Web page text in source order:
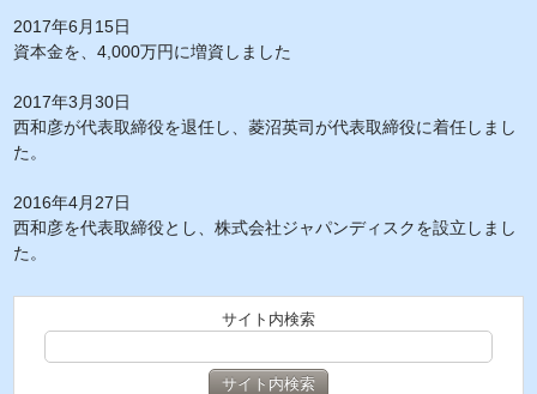
2017年6月15日
資本金を、4,000万円に増資しました
2017年3月30日
西和彦が代表取締役を退任し、菱沼英司が代表取締役に着任しまし
た。
2016年4月27日
西和彦を代表取締役とし、株式会社ジャパンディスクを設立しまし
た。
サイト内検索